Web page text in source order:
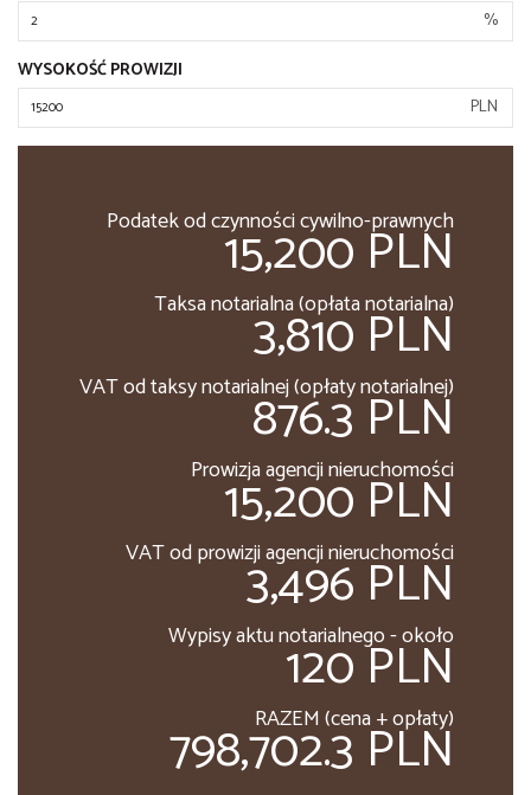
%
WYSOKOŚĆ PROWIZJI
PLN
Podatek od czynności cywilno-prawnych
15,200 PLN
Taksa notarialna (opłata notarialna)
3,810 PLN
VAT od taksy notarialnej (opłaty notarialnej)
876.3 PLN
Prowizja agencji nieruchomości
15,200 PLN
VAT od prowizji agencji nieruchomości
3,496 PLN
Wypisy aktu notarialnego - około
120 PLN
RAZEM (cena + opłaty)
798,702.3 PLN